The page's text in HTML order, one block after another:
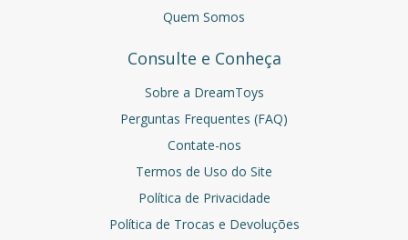
Quem Somos
Consulte e Conheça
Sobre a DreamToys
Perguntas Frequentes (FAQ)
Contate-nos
Termos de Uso do Site
Política de Privacidade
Política de Trocas e Devoluções